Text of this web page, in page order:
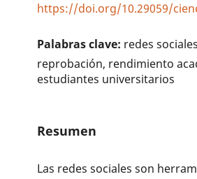
https://doi.org/10.29059/
Palabras clave: redes
reprobación, rendimiento
estudiantes universitarios
Resumen
Las redes sociales son